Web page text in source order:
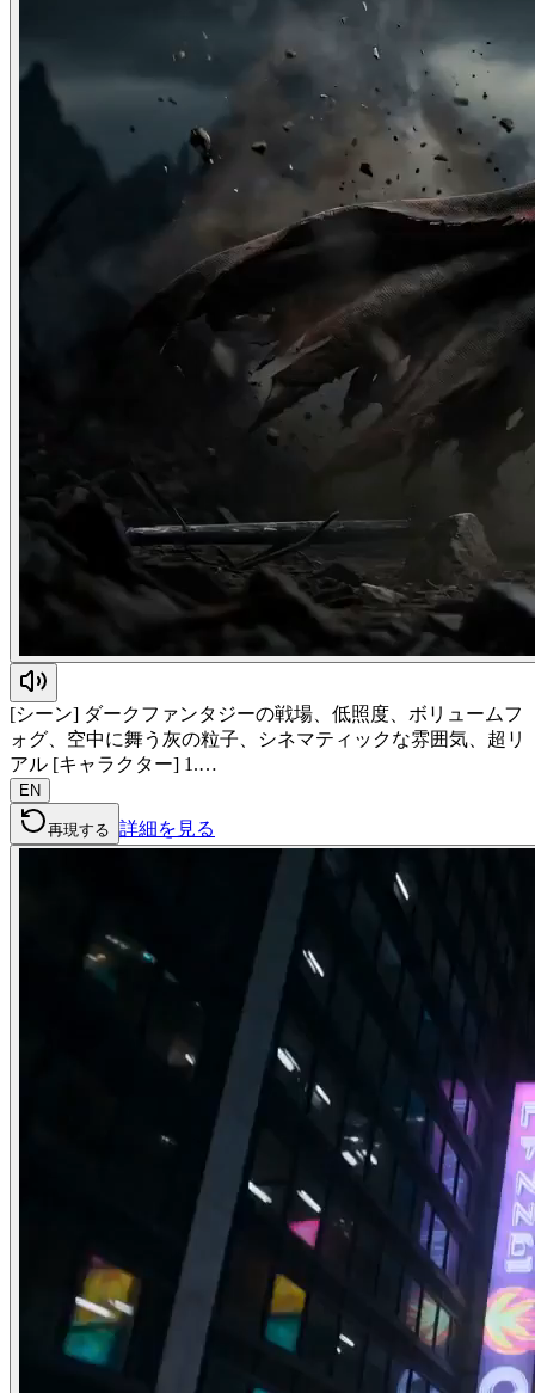
[シーン] ダークファンタジーの戦場、低照度、ボリュームフ
ォグ、空中に舞う灰の粒子、シネマティックな雰囲気、超リ
アル [キャラクター] 1.…
EN
再現する 詳細を見る